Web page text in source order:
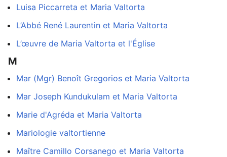
Luisa Piccarreta et Maria Valtorta
L’Abbé René Laurentin et Maria Valtorta
L’œuvre de Maria Valtorta et l'Église
M
Mar (Mgr) Benoît Gregorios et Maria Valtorta
Mar Joseph Kundukulam et Maria Valtorta
Marie d'Agréda et Maria Valtorta
Mariologie valtortienne
Maître Camillo Corsanego et Maria Valtorta